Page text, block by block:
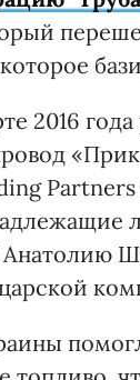
2016
Partners